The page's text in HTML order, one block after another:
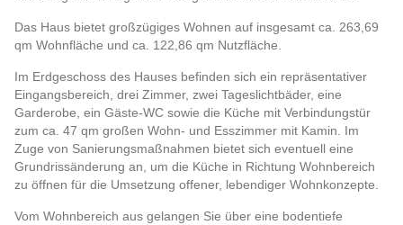
Das Haus bietet großzügiges Wohnen auf insgesamt ca. 263,69
qm Wohnfläche und ca. 122,86 qm Nutzfläche.
Im Erdgeschoss des Hauses befinden sich ein repräsentativer
Eingangsbereich, drei Zimmer, zwei Tageslichtbäder, eine
Garderobe, ein Gäste-WC sowie die Küche mit Verbindungstür
zum ca. 47 qm großen Wohn- und Esszimmer mit Kamin. Im
Zuge von Sanierungsmaßnahmen bietet sich eventuell eine
Grundrissänderung an, um die Küche in Richtung Wohnbereich
zu öffnen für die Umsetzung offener, lebendiger Wohnkonzepte.
Vom Wohnbereich aus gelangen Sie über eine bodentiefe